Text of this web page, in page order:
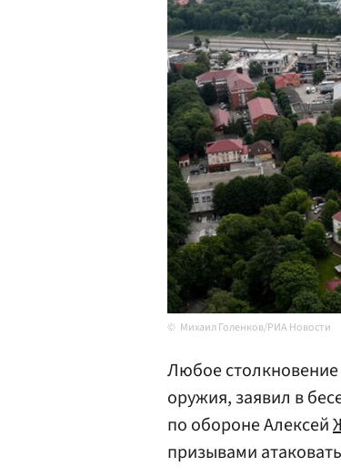
Михаил Голенков/РИА Новости
Любое столкновение
оружия, заявил в
по обороне Алексей
призывами атаковать